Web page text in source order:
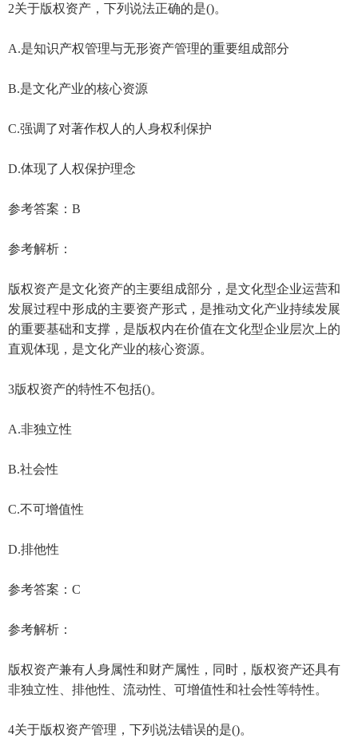
2关于版权资产，下列说法正确的是()。
A.是知识产权管理与无形资产管理的重要组成部分
B.是文化产业的核心资源
C.强调了对著作权人的人身权利保护
D.体现了人权保护理念
参考答案：B
参考解析：
版权资产是文化资产的主要组成部分，是文化型企业运营和
发展过程中形成的主要资产形式，是推动文化产业持续发展
的重要基础和支撑，是版权内在价值在文化型企业层次上的
直观体现，是文化产业的核心资源。
3版权资产的特性不包括()。
A.非独立性
B.社会性
C.不可增值性
D.排他性
参考答案：C
参考解析：
版权资产兼有人身属性和财产属性，同时，版权资产还具有
非独立性、排他性、流动性、可增值性和社会性等特性。
4关于版权资产管理，下列说法错误的是()。